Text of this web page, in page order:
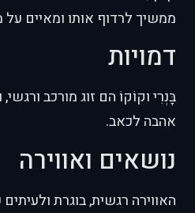
ממשיך לרדוף אותו ומאיים על
דמויות
בָּנְרִי וקוֹקוֹ הם זוג מורכב
אהבה לכאב.
נושאים ואווירה
האווירה רגשית, בוגרת